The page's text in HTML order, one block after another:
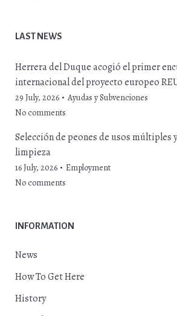
LAST NEWS
Herrera del Duque acogió el primer
internacional del proyecto europeo
29 July, 2026
Ayudas y Subvenciones
No comments
Selección de peones de usos múltiples
limpieza
16 July, 2026
Employment
No comments
INFORMATION
News
How To Get Here
History